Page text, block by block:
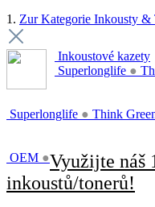
1. Zur Kategorie Inkousty &
Inkoustové kazety
Superlonglife ●
Superlonglife ● Think
OEM ●Využijte náš
inkoustů/tonerů!